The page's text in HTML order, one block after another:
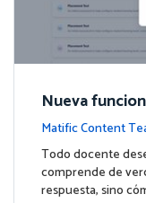
Nueva
bre lo que tus
Matific Content
vo
Todo docente
comprende de
respuesta, sino